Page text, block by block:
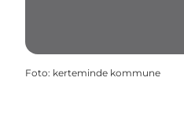
Foto: kerteminde kommune